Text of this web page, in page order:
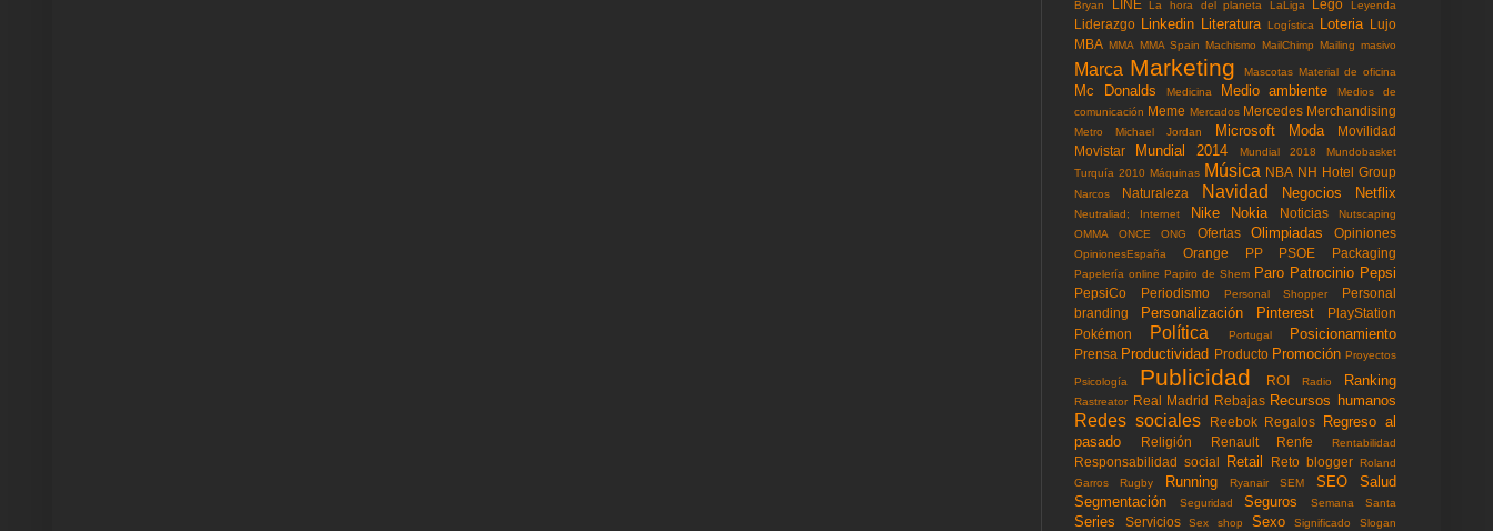
Bryan
LINE La hora del planeta LaLiga Lego Leyenda
Liderazgo Linkedin Literatura Logística Loteria Lujo
MBA MMA MMA Spain Machismo MailChimp Mailing masivo
Marca Marketing Mascotas Material de oficina
Mc Donalds Medicina Medio ambiente
Medios de
comunicación Meme Mercados Mercedes Merchandising
Metro Michael Jordan Microsoft Moda
Movilidad
Movistar
Mundial 2014 Mundial 2018
Mundobasket
Turquía 2010 Máquinas Música NBA NH Hotel Group
Narcos Naturaleza Navidad Negocios Netflix
Neutraliad; Internet Nike Nokia Noticias
Nutscaping
OMMA
ONCE ONG Ofertas Olimpiadas Opiniones
OpinionesEspaña Orange PP PSOE Packaging
Papelería online Papiro de Shem Paro Patrocinio Pepsi
PepsiCo Periodismo Personal Shopper
Personal
branding
Personalización Pinterest
PlayStation
Pokémon
Política Portugal Posicionamiento
Prensa Productividad Producto Promoción Proyectos
Psicología Publicidad ROI Radio Ranking
Rastreator Real Madrid Rebajas Recursos humanos
Redes sociales Reebok Regalos
Regreso al
pasado
Religión Renault Renfe Rentabilidad
Responsabilidad social Retail Reto blogger Roland
Garros
Rugby Running Ryanair SEM SEO
Salud
Segmentación
Seguridad Seguros Semana Santa
Series Servicios Sex shop Sexo Significado Slogan